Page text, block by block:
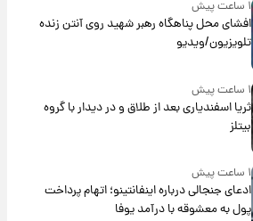
۱ ساعت پیش
افشای محل پناهگاه‌ رهبر شهید روی آنتن زنده
تلویزیون/ویدیو
۱ ساعت پیش
ثریا اسفندیاری بعد از طلاق و در دیدار با گروه
بیتلز
۱ ساعت پیش
ادعای جنجالی درباره اینفانتینو؛ اتهام پرداخت
پول به معشوقه با درآمد یوفا